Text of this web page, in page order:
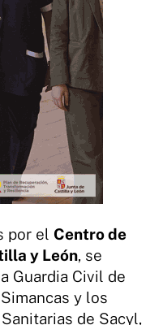
por el Centro de
y León, se
Guardia Civil de
y los
de Sacyl,